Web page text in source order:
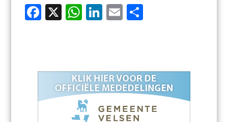
F
o
o
X W
A
p
p
Li
dI
n
E D